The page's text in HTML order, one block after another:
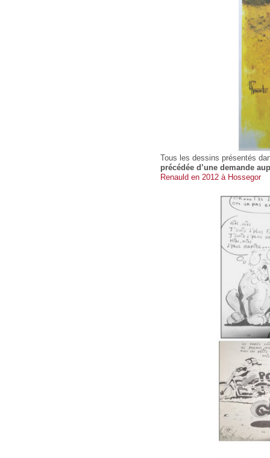
Tous les dessins présentés
précédée d’une demande
Renauld en 2012 à Hossegor